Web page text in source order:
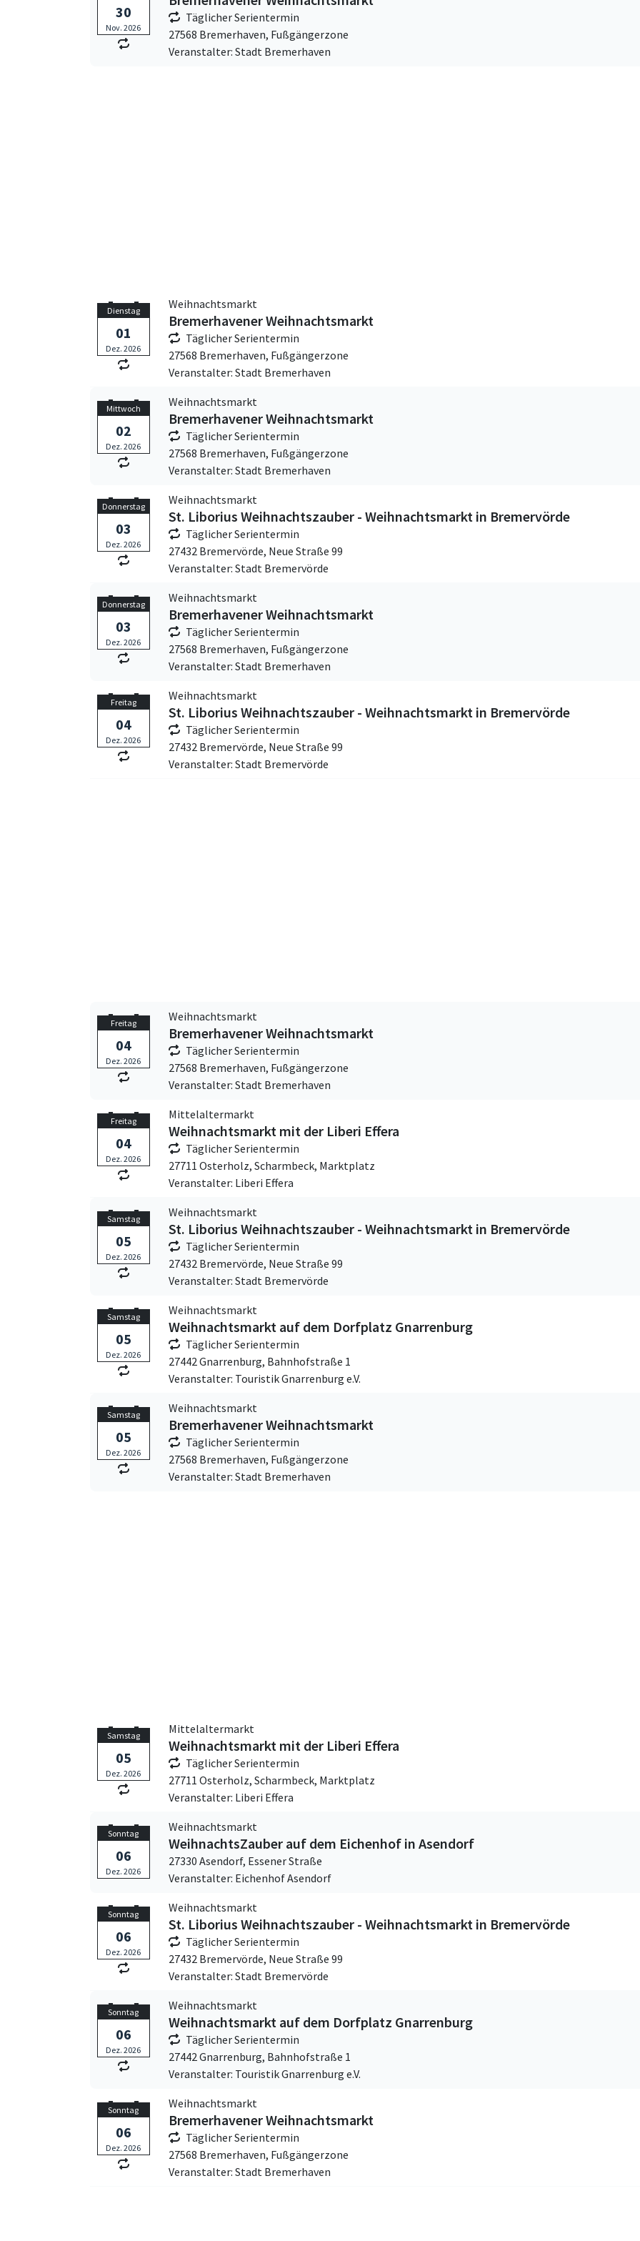
30
Nov. 2026
Täglicher Serientermin
27568 Bremerhaven, Fußgängerzone
Veranstalter: Stadt Bremerhaven
Dienstag
01
Dez. 2026
Weihnachtsmarkt
Bremerhavener Weihnachtsmarkt
Täglicher Serientermin
27568 Bremerhaven, Fußgängerzone
Veranstalter: Stadt Bremerhaven
Mittwoch
02
Dez. 2026
Weihnachtsmarkt
Bremerhavener Weihnachtsmarkt
Täglicher Serientermin
27568 Bremerhaven, Fußgängerzone
Veranstalter: Stadt Bremerhaven
Donnerstag
03
Dez. 2026
Weihnachtsmarkt
St. Liborius Weihnachtszauber - Weihnachtsmarkt in Bremervörde
Täglicher Serientermin
27432 Bremervörde, Neue Straße 99
Veranstalter: Stadt Bremervörde
Donnerstag
03
Dez. 2026
Weihnachtsmarkt
Bremerhavener Weihnachtsmarkt
Täglicher Serientermin
27568 Bremerhaven, Fußgängerzone
Veranstalter: Stadt Bremerhaven
Freitag
04
Dez. 2026
Weihnachtsmarkt
St. Liborius Weihnachtszauber - Weihnachtsmarkt in Bremervörde
Täglicher Serientermin
27432 Bremervörde, Neue Straße 99
Veranstalter: Stadt Bremervörde
Freitag
04
Dez. 2026
Weihnachtsmarkt
Bremerhavener Weihnachtsmarkt
Täglicher Serientermin
27568 Bremerhaven, Fußgängerzone
Veranstalter: Stadt Bremerhaven
Freitag
04
Dez. 2026
Mittelaltermarkt
Weihnachtsmarkt mit der Liberi Effera
Täglicher Serientermin
27711 Osterholz, Scharmbeck, Marktplatz
Veranstalter: Liberi Effera
Samstag
05
Dez. 2026
Weihnachtsmarkt
St. Liborius Weihnachtszauber - Weihnachtsmarkt in Bremervörde
Täglicher Serientermin
27432 Bremervörde, Neue Straße 99
Veranstalter: Stadt Bremervörde
Samstag
05
Dez. 2026
Weihnachtsmarkt
Weihnachtsmarkt auf dem Dorfplatz Gnarrenburg
Täglicher Serientermin
27442 Gnarrenburg, Bahnhofstraße 1
Veranstalter: Touristik Gnarrenburg e.V.
Samstag
05
Dez. 2026
Weihnachtsmarkt
Bremerhavener Weihnachtsmarkt
Täglicher Serientermin
27568 Bremerhaven, Fußgängerzone
Veranstalter: Stadt Bremerhaven
Samstag
05
Dez. 2026
Mittelaltermarkt
Weihnachtsmarkt mit der Liberi Effera
Täglicher Serientermin
27711 Osterholz, Scharmbeck, Marktplatz
Veranstalter: Liberi Effera
Sonntag
06
Dez. 2026
Weihnachtsmarkt
WeihnachtsZauber auf dem Eichenhof in Asendorf
27330 Asendorf, Essener Straße
Veranstalter: Eichenhof Asendorf
Sonntag
06
Dez. 2026
Weihnachtsmarkt
St. Liborius Weihnachtszauber - Weihnachtsmarkt in Bremervörde
Täglicher Serientermin
27432 Bremervörde, Neue Straße 99
Veranstalter: Stadt Bremervörde
Sonntag
06
Dez. 2026
Weihnachtsmarkt
Weihnachtsmarkt auf dem Dorfplatz Gnarrenburg
Täglicher Serientermin
27442 Gnarrenburg, Bahnhofstraße 1
Veranstalter: Touristik Gnarrenburg e.V.
Sonntag
06
Dez. 2026
Weihnachtsmarkt
Bremerhavener Weihnachtsmarkt
Täglicher Serientermin
27568 Bremerhaven, Fußgängerzone
Veranstalter: Stadt Bremerhaven